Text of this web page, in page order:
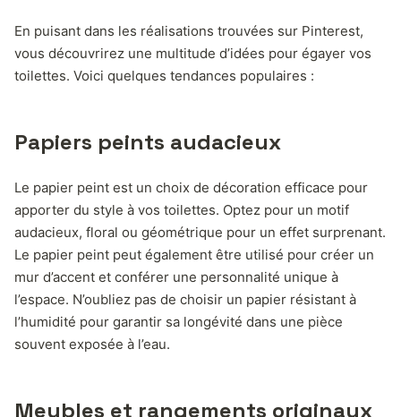
En puisant dans les réalisations trouvées sur Pinterest,
vous découvrirez une multitude d’idées pour égayer vos
toilettes. Voici quelques tendances populaires :
Papiers peints audacieux
Le papier peint est un choix de décoration efficace pour
apporter du style à vos toilettes. Optez pour un motif
audacieux, floral ou géométrique pour un effet surprenant.
Le papier peint peut également être utilisé pour créer un
mur d’accent et conférer une personnalité unique à
l’espace. N’oubliez pas de choisir un papier résistant à
l’humidité pour garantir sa longévité dans une pièce
souvent exposée à l’eau.
Meubles et rangements originaux